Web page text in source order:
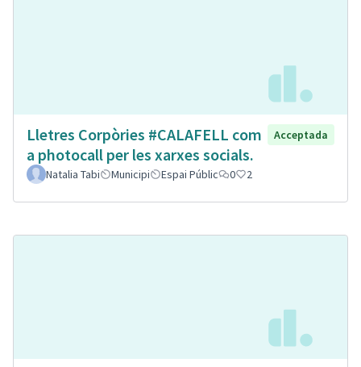
Lletres Corpòries #CALAFELL com
a photocall per les xarxes socials.
Acceptada
Natalia Tabi Municipi Espai Públic 0 2